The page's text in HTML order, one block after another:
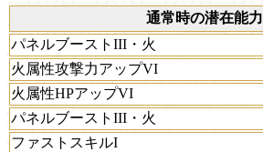
通常時の潜在能力
パネルブーストIII・火
火属性攻撃力アップVI
火属性HPアップVI
パネルブーストIII・火
ファストスキルI